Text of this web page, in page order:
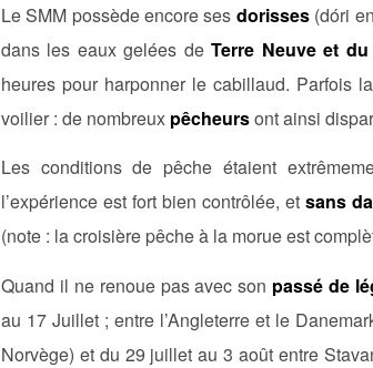
Le SMM possède encore ses dorisses(dóri
dans les eaux gelées deTerre Neuve et
heures pour harponner le cabillaud. Parfois
voilier : de nombreux pêcheursont ainsi
Les conditions de pêche étaient
l’expérience est fort bien contrôlée, et sans
(note : la croisière pêche à la morue est
Quand il ne renoue pas avec son passé de
au 17 Juillet ; entre l’Angleterre et le
Norvège) et du 29 juillet au 3 août entre